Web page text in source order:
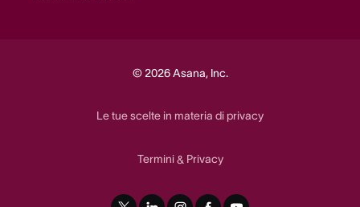
© 2026 Asana, Inc.
Le tue scelte in materia di privacy
Termini& Privacy